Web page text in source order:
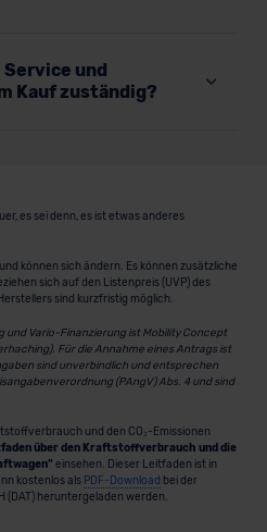
und
Kauf zuständig?
es sei denn, es ist etwas anderes
können sich ändern. Es können zusätzliche
sich auf den Listenpreis (UVP) des
sind kurzfristig möglich.
und Vario-Finanzierung ist Mobility Concept
Für die Annahme eines Antrags ist
sind unverbindlich und entsprechen
(PAngV) Abs. 4 und sind
und den CO₂-Emissionen
über den Kraftstoffverbrauch und die
einsehen. Dieser Leitfaden ist in
kostenlos als PDF-Download bei der
(DAT) heruntergeladen werden.